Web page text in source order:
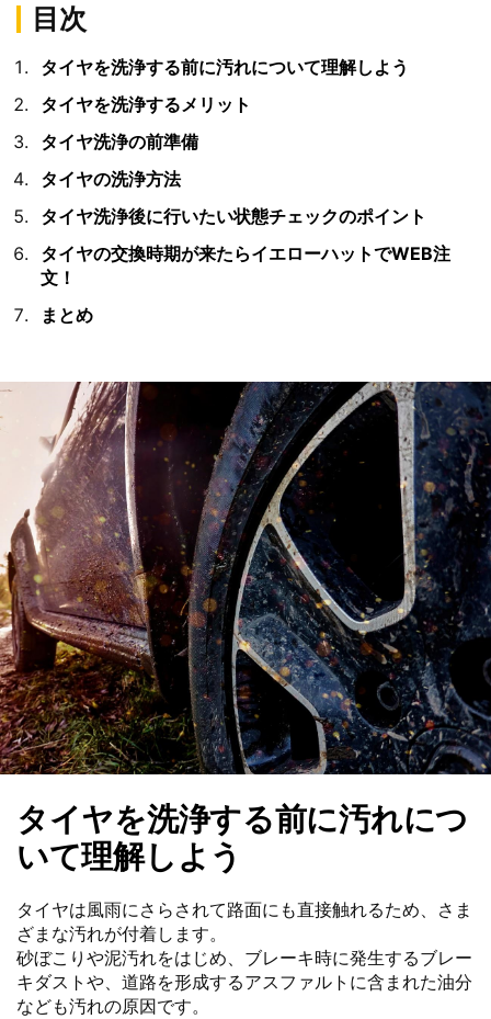
目次
タイヤを洗浄する前に汚れについて理解しよう
タイヤを洗浄するメリット
タイヤ洗浄の前準備
タイヤの洗浄方法
タイヤ洗浄後に行いたい状態チェックのポイント
タイヤの交換時期が来たらイエローハットでWEB注
文！
まとめ
タイヤを洗浄する前に汚れにつ
いて理解しよう
タイヤは風雨にさらされて路面にも直接触れるため、さま
ざまな汚れが付着します。
砂ぼこりや泥汚れをはじめ、ブレーキ時に発生するブレー
キダストや、道路を形成するアスファルトに含まれた油分
なども汚れの原因です。